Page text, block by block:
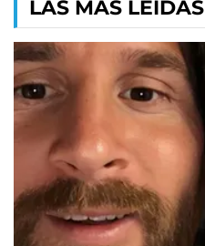
LAS MÁS LEÍDAS